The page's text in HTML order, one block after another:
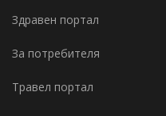
Здравен портал
За потребителя
Травел портал